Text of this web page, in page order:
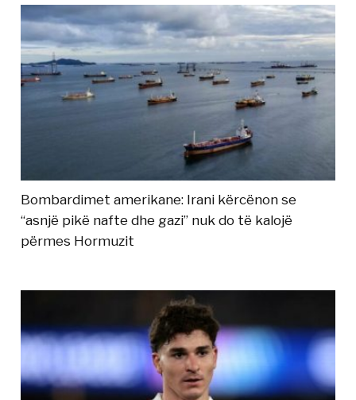
Bombardimet amerikane: Irani kërcënon se
“asnjë pikë nafte dhe gazi” nuk do të kalojë
përmes Hormuzit